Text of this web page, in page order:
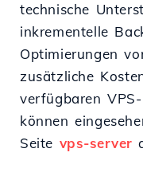
technische
inkrementelle
Optimierungen
zusätzliche
verfügbaren
können
Seite vps-server